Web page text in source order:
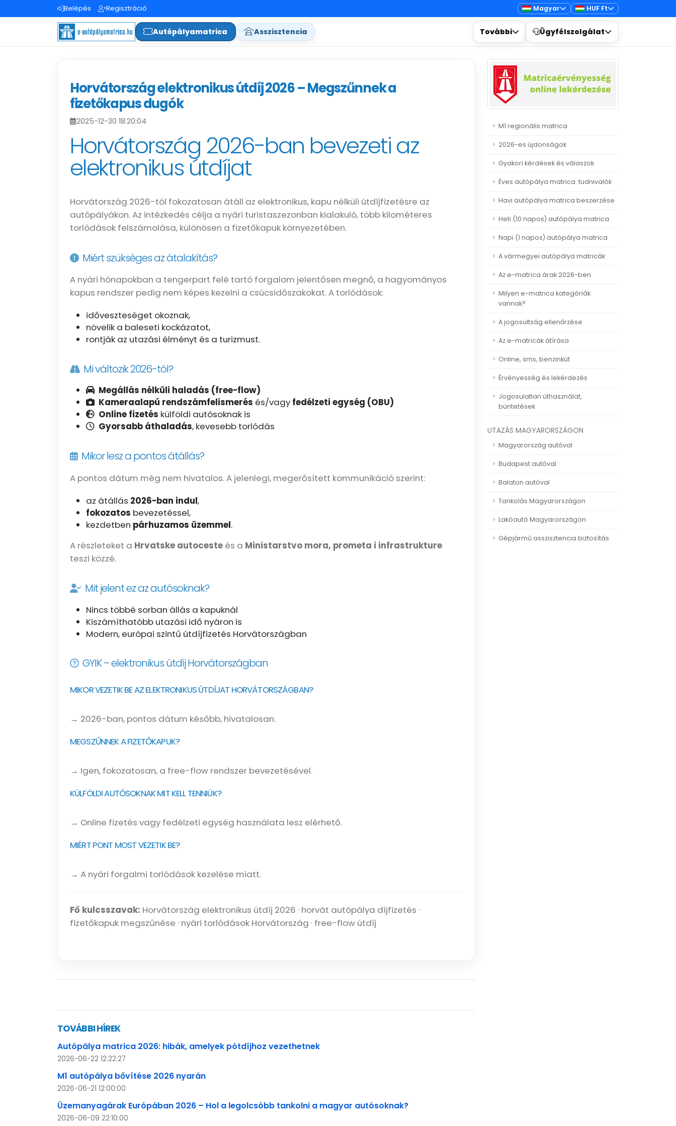
Belépés Regisztráció Magyar HUF Ft
Autópályamatrica Asszisztencia További Ügyfélszolgálat
Horvátország elektronikus útdíj 2026 – Megszűnnek a
fizetőkapus dugók
2025-12-30 18:20:04
Horvátország 2026-ban bevezeti az
elektronikus útdíjat
Horvátország 2026-tól fokozatosan átáll az elektronikus, kapu nélküli útdíjfizetésre az
autópályákon. Az intézkedés célja a nyári turistaszezonban kialakuló, több kilométeres
torlódások felszámolása, különösen a fizetőkapuk környezetében.
Miért szükséges az átalakítás?
A nyári hónapokban a tengerpart felé tartó forgalom jelentősen megnő, a hagyományos
kapus rendszer pedig nem képes kezelni a csúcsidőszakokat. A torlódások:
időveszteséget okoznak,
növelik a baleseti kockázatot,
rontják az utazási élményt és a turizmust.
Mi változik 2026-tól?
Megállás nélküli haladás (free-flow)
Kameraalapú rendszámfelismerés és/vagy fedélzeti egység (OBU)
Online fizetés külföldi autósoknak is
Gyorsabb áthaladás, kevesebb torlódás
Mikor lesz a pontos átállás?
A pontos dátum még nem hivatalos. A jelenlegi, megerősített kommunikáció szerint:
az átállás 2026-ban indul,
fokozatos bevezetéssel,
kezdetben párhuzamos üzemmel.
A részleteket a Hrvatske autoceste és a Ministarstvo mora, prometa i infrastrukture
teszi közzé.
Mit jelent ez az autósoknak?
Nincs többé sorban állás a kapuknál
Kiszámíthatóbb utazási idő nyáron is
Modern, európai szintű útdíjfizetés Horvátországban
GYIK – elektronikus útdíj Horvátországban
MIKOR VEZETIK BE AZ ELEKTRONIKUS ÚTDÍJAT HORVÁTORSZÁGBAN?
→ 2026-ban, pontos dátum később, hivatalosan.
MEGSZŰNNEK A FIZETŐKAPUK?
→ Igen, fokozatosan, a free-flow rendszer bevezetésével.
KÜLFÖLDI AUTÓSOKNAK MIT KELL TENNIÜK?
→ Online fizetés vagy fedélzeti egység használata lesz elérhető.
MIÉRT PONT MOST VEZETIK BE?
→ A nyári forgalmi torlódások kezelése miatt.
Fő kulcsszavak: Horvátország elektronikus útdíj 2026 · horvát autópálya díjfizetés ·
fizetőkapuk megszűnése · nyári torlódások Horvátország · free-flow útdíj
TOVÁBBI HÍREK
Autópálya matrica 2026: hibák, amelyek pótdíjhoz vezethetnek
2026-06-22 12:22:27
M1 autópálya bővítése 2026 nyarán
2026-06-21 12:00:00
Üzemanyagárak Európában 2026 – Hol a legolcsóbb tankolni a magyar autósoknak?
2026-06-09 22:10:00
M1 regionális matrica
2026-es újdonságok
Gyakori kérdések és válaszok
Éves autópálya matrica: tudnivalók
Havi autópálya matrica beszerzése
Heti (10 napos) autópálya matrica
Napi (1 napos) autópálya matrica
A vármegyei autópálya matricák
Az e-matrica árak 2026-ben
Milyen e-matrica kategóriák
vannak?
A jogosultság ellenőrzése
Az e-matricák átírása
Online, sms, benzinkút
Érvényesség és lekérdezés
Jogosulatlan úthasználat,
büntetések
UTAZÁS MAGYARORSZÁGON
Magyarország autóval
Budapest autóval
Balaton autóval
Tankolás Magyarországon
Lakóautó Magyarországon
Gépjármű asszisztencia biztosítás